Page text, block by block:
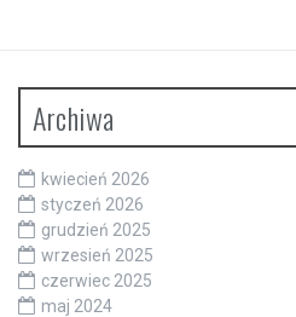
Archiwa
kwiecień 2026
styczeń 2026
grudzień 2025
wrzesień 2025
czerwiec 2025
maj 2024